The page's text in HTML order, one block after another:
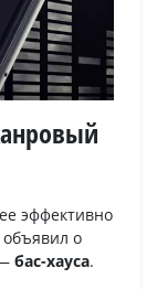
эффективно
объявил о
бас-хауса.